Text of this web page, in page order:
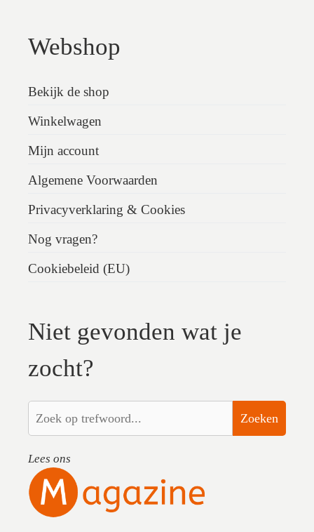
Webshop
Bekijk de shop
Winkelwagen
Mijn account
Algemene Voorwaarden
Privacyverklaring & Cookies
Nog vragen?
Cookiebeleid (EU)
Niet gevonden wat je
zocht?
Zoeken
Lees ons